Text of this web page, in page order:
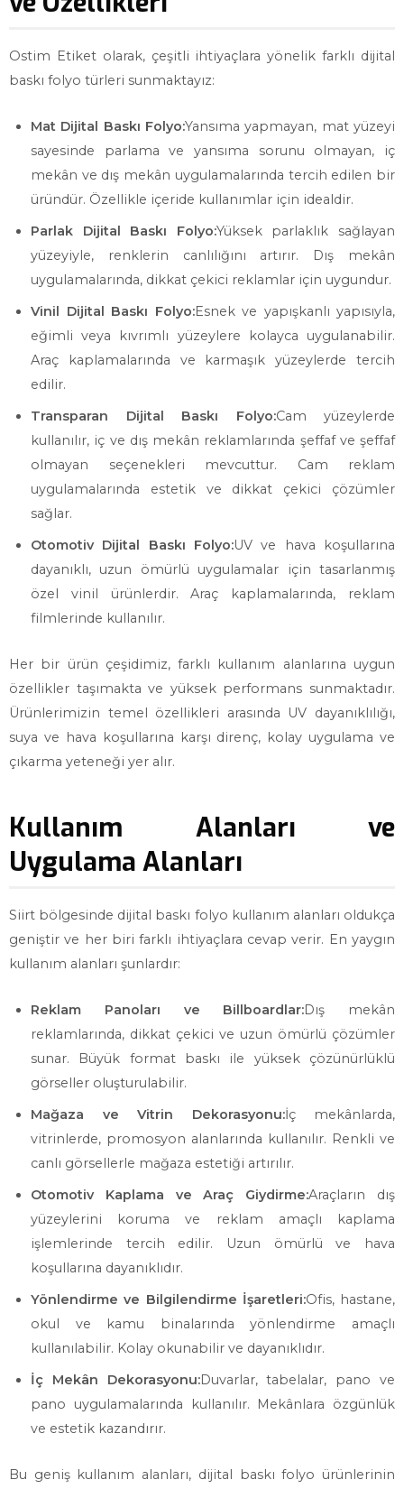
Ostim Etiket olarak, çeşitli ihtiyaçlara yönelik farklı dijital
baskı folyo türleri sunmaktayız:
Mat Dijital Baskı Folyo:Yansıma yapmayan, mat yüzeyi
sayesinde parlama ve yansıma sorunu olmayan, iç
mekân ve dış mekân uygulamalarında tercih edilen bir
üründür. Özellikle içeride kullanımlar için idealdir.
Parlak Dijital Baskı Folyo:Yüksek parlaklık sağlayan
yüzeyiyle, renklerin canlılığını artırır. Dış mekân
uygulamalarında, dikkat çekici reklamlar için uygundur.
Vinil Dijital Baskı Folyo:Esnek ve yapışkanlı yapısıyla,
eğimli veya kıvrımlı yüzeylere kolayca uygulanabilir.
Araç kaplamalarında ve karmaşık yüzeylerde tercih
edilir.
Transparan Dijital Baskı Folyo:Cam yüzeylerde
kullanılır, iç ve dış mekân reklamlarında şeffaf ve şeffaf
olmayan seçenekleri mevcuttur. Cam reklam
uygulamalarında estetik ve dikkat çekici çözümler
sağlar.
Otomotiv Dijital Baskı Folyo:UV ve hava koşullarına
dayanıklı, uzun ömürlü uygulamalar için tasarlanmış
özel vinil ürünlerdir. Araç kaplamalarında, reklam
filmlerinde kullanılır.
Her bir ürün çeşidimiz, farklı kullanım alanlarına uygun
özellikler taşımakta ve yüksek performans sunmaktadır.
Ürünlerimizin temel özellikleri arasında UV dayanıklılığı,
suya ve hava koşullarına karşı direnç, kolay uygulama ve
çıkarma yeteneği yer alır.
Kullanım Alanları ve
Uygulama Alanları
Siirt bölgesinde dijital baskı folyo kullanım alanları oldukça
geniştir ve her biri farklı ihtiyaçlara cevap verir. En yaygın
kullanım alanları şunlardır:
Reklam Panoları ve Billboardlar:Dış mekân
reklamlarında, dikkat çekici ve uzun ömürlü çözümler
sunar. Büyük format baskı ile yüksek çözünürlüklü
görseller oluşturulabilir.
Mağaza ve Vitrin Dekorasyonu:İç mekânlarda,
vitrinlerde, promosyon alanlarında kullanılır. Renkli ve
canlı görsellerle mağaza estetiği artırılır.
Otomotiv Kaplama ve Araç Giydirme:Araçların dış
yüzeylerini koruma ve reklam amaçlı kaplama
işlemlerinde tercih edilir. Uzun ömürlü ve hava
koşullarına dayanıklıdır.
Yönlendirme ve Bilgilendirme İşaretleri:Ofis, hastane,
okul ve kamu binalarında yönlendirme amaçlı
kullanılabilir. Kolay okunabilir ve dayanıklıdır.
İç Mekân Dekorasyonu:Duvarlar, tabelalar, pano ve
pano uygulamalarında kullanılır. Mekânlara özgünlük
ve estetik kazandırır.
Bu geniş kullanım alanları, dijital baskı folyo ürünlerinin